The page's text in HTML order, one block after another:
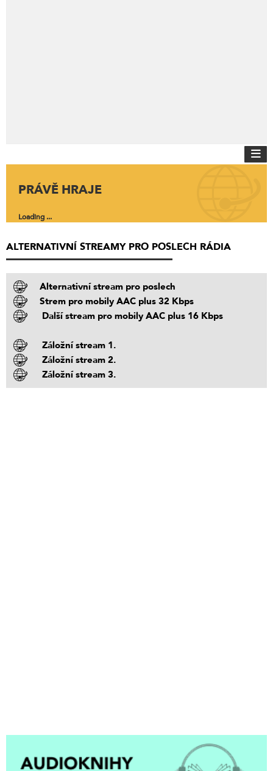
PRÁVĚ HRAJE
Loading ...
ALTERNATIVNÍ STREAMY PRO POSLECH RÁDIA
Alternativní stream pro poslech
Strem pro mobily AAC plus 32 Kbps
Další stream pro mobily AAC plus 16 Kbps
Záložní stream 1.
Záložní stream 2.
Záložní stream 3.